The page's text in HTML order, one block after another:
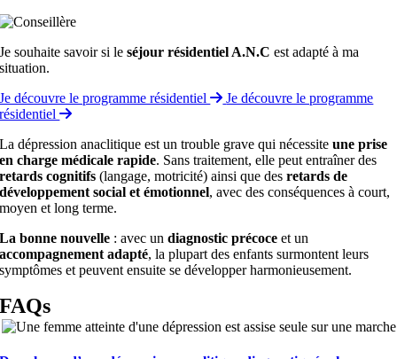
Je souhaite savoir si leséjour résidentiel A.N.C est adapté à ma
situation.
Je découvre le programme résidentiel
Je découvre le programme
résidentiel
La dépression anaclitique est un trouble grave qui nécessiteune prise
en charge médicale rapide. Sans traitement, elle peut entraîner des
retards cognitifs (langage, motricité) ainsi que desretards de
développement social et émotionnel, avec des conséquences à court,
moyen et long terme.
La bonne nouvelle : avec undiagnostic précoce et un
accompagnement adapté, la plupart des enfants surmontent leurs
symptômes et peuvent ensuite se développer harmonieusement.
FAQs